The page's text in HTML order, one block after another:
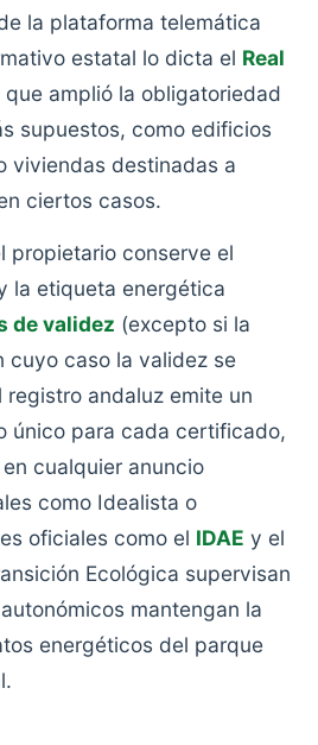
la plataforma telemática
estatal lo dicta el Real
que amplió la obligatoriedad
supuestos, como edificios
viviendas destinadas a
ciertos casos.
propietario conserve el
la etiqueta energética
de validez (excepto si la
cuyo caso la validez se
registro andaluz emite un
único para cada certificado,
cualquier anuncio
como Idealista o
oficiales como el IDAE y el
Ecológica supervisan
mantengan la
energéticos del parque